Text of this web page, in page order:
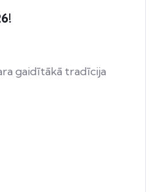
gaidītākā tradīcija